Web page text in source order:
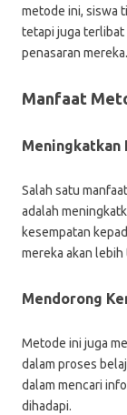
metode ini, siswa
tetapi juga terlibat
penasaran mereka.
Manfaat
Meningkatkan
Salah satu
adalah
kesempatan
mereka akan
Mendorong
Metode ini juga
dalam proses
dalam mencari
dihadapi.